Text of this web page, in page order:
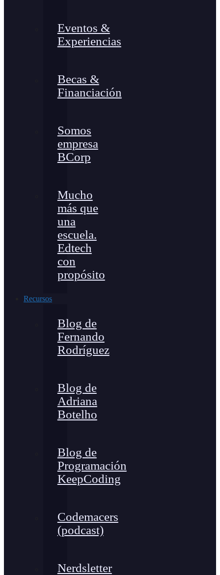
Eventos &
Experiencias
Becas &
Financiación
Somos
empresa
BCorp
Mucho
más que
una
escuela.
Edtech
con
propósito
Recursos
Blog de
Fernando
Rodríguez
Blog de
Adriana
Botelho
Blog de
Programación
KeepCoding
Codemacers
(podcast)
Nerdsletter